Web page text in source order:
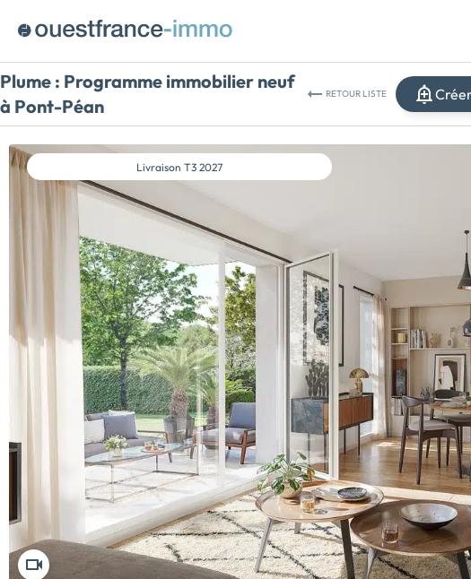
Plume : Programme immobilier neuf
à Pont-Péan
RETOURLISTE
Livraison T3 2027